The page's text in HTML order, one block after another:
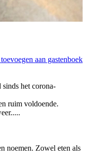
aan gastenboek
het corona-
ruim voldoende.
noemen. Zowel eten als